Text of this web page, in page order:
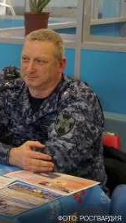
ФОТО: РОСГВАРДИЯ